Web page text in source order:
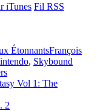
iTunes Fil RSS
ÉtonnantsÉtiquettes
François
, Skybound
Vol 1: The
2